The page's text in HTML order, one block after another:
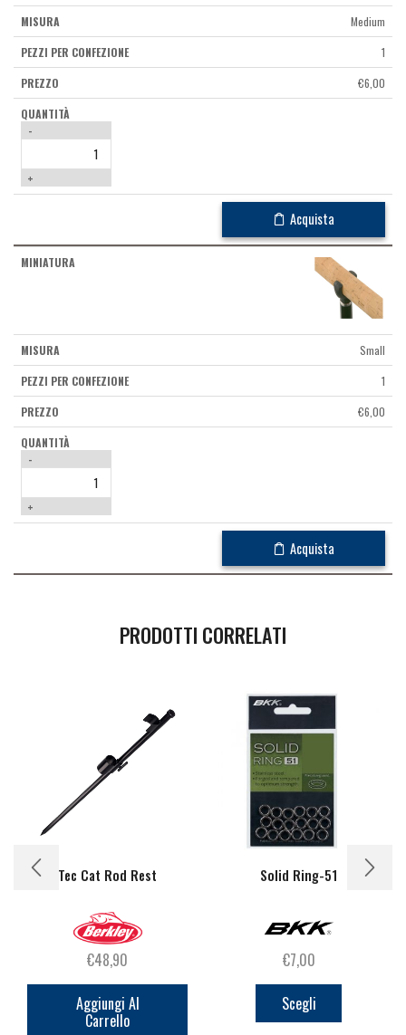
Medium
1
€6,00
-
+
Acquista
Small
1
€6,00
-
+
Acquista
PRODOTTI CORRELATI
Tec Cat Rod Rest
€48,90
Aggiungi Al
Carrello
Solid Ring-51
€7,00
Scegli
Questo
ha